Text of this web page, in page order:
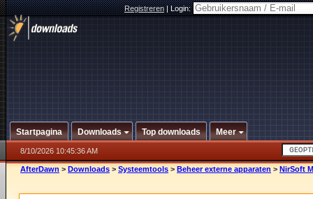
Registreren|Login:
Startpagina Downloads Top downloads Meer
8/10/2026 10:45:36 AM
AfterDawn > Downloads > Systeemtools > Beheer externe apparaten > NirSoft